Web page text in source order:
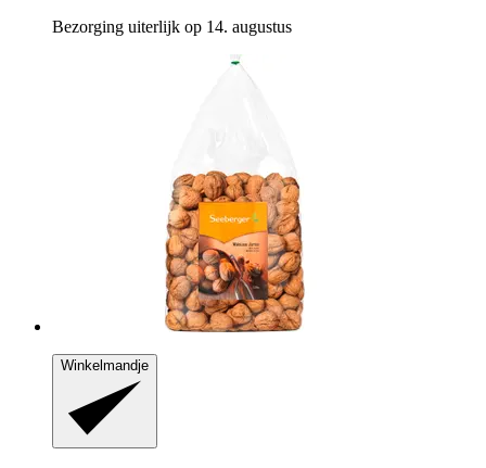
Bezorging uiterlijk op 14. augustus
Winkelmandje